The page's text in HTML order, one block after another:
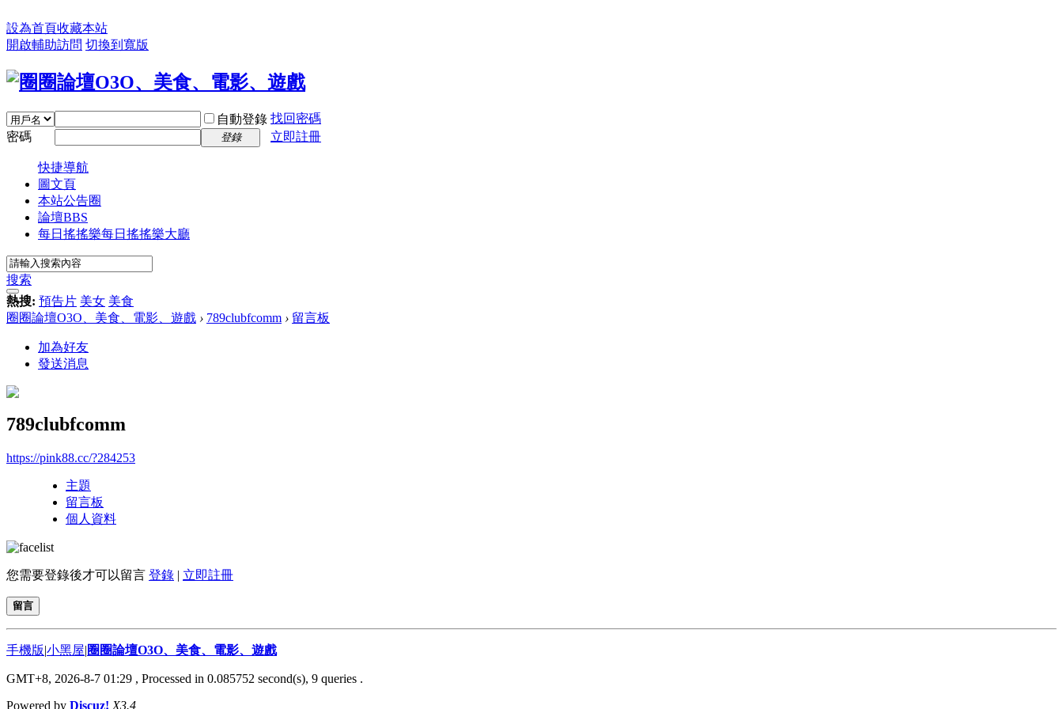
設為首頁收藏本站
開啟輔助訪問 切換到寬版
自動登錄 找回密碼
密碼
登錄 立即註冊
快捷導航
圖文頁
本站公告圈
論壇BBS
每日搖搖樂每日搖搖樂大廳
搜索
熱搜: 預告片 美女 美食
圈圈論壇O3O、美食、電影、遊戲 › 789clubfcomm › 留言板
加為好友
發送消息
789clubfcomm
https://pink88.cc/?284253
主題
留言板
個人資料
您需要登錄後才可以留言 登錄 | 立即註冊
留言
手機版|小黑屋|圈圈論壇O3O、美食、電影、遊戲
GMT+8, 2026-8-7 01:29 , Processed in 0.085752 second(s), 9 queries .
Powered by Discuz! X3.4